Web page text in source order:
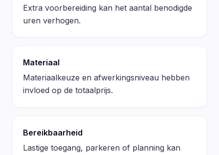
Extra voorbereiding kan het aantal benodigde
uren verhogen.
Materiaal
Materiaalkeuze en afwerkingsniveau hebben
invloed op de totaalprijs.
Bereikbaarheid
Lastige toegang, parkeren of planning kan